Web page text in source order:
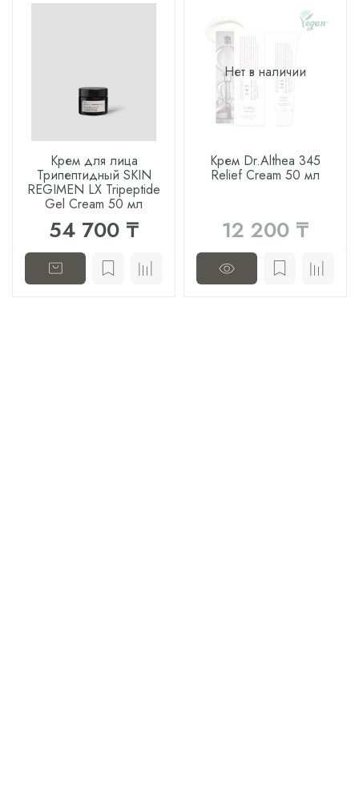
Крем для лица
Трипептидный SKIN
REGIMEN LX Tripeptide
Gel Cream 50 мл
54 700 ₸
Нет в наличии
Крем Dr.Althea 345
Relief Cream 50 мл
12 200 ₸